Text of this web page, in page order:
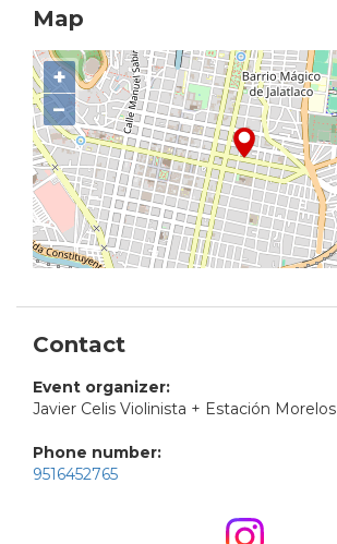
Map
+
−
Contact
Event organizer:
Javier Celis Violinista + Estación Morelos
Phone number:
9516452765